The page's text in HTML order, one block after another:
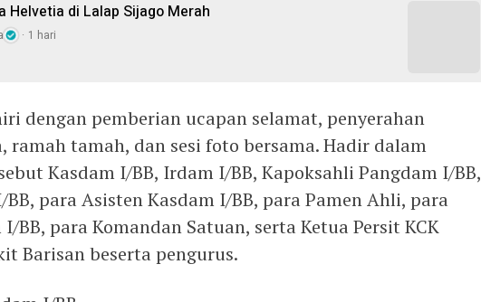
Helvetia di Lalap Sijago Merah
1 hari
dengan pemberian ucapan selamat, penyerahan
ramah tamah, dan sesi foto bersama. Hadir dalam
Kasdam I/BB, Irdam I/BB, Kapoksahli Pangdam I/BB,
para Asisten Kasdam I/BB, para Pamen Ahli, para
BB, para Komandan Satuan, serta Ketua Persit KCK
Barisan beserta pengurus.